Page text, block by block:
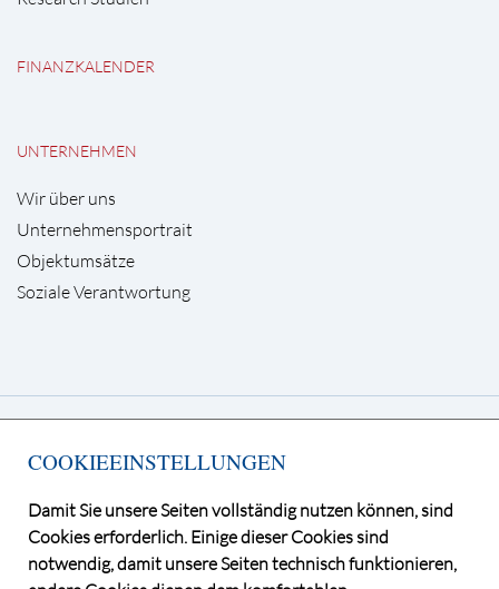
FINANZKALENDER
UNTERNEHMEN
Wir über uns
Unternehmensportrait
Objektumsätze
Soziale Verantwortung
Kurfürstendamm 65, 10707 Berlin
Telefon +49 30 / 884 68 80
E-Mail info@dga-ag.de
COOKIEEINSTELLUNGEN
Damit Sie unsere Seiten vollständig nutzen können, sind
Cookies erforderlich. Einige dieser Cookies sind
notwendig, damit unsere Seiten technisch funktionieren,